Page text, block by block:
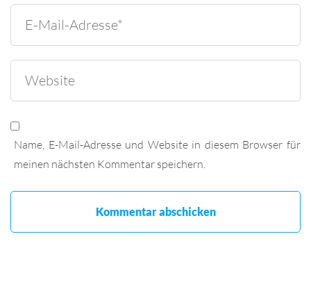
Name, E-Mail-Adresse und Website in diesem Browser für
meinen nächsten Kommentar speichern.